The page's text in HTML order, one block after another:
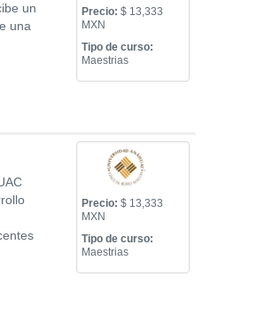
un
una
Precio: $ 13,333
MXN
Tipo de curso:
Maestrias
Precio: $ 13,333
MXN
Tipo de curso:
Maestrias